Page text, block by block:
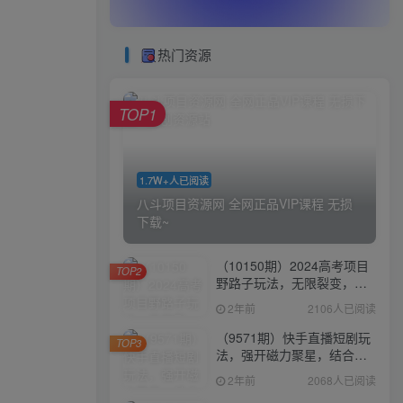
热门资源
1.7W+人已阅读
八斗项目资源网 全网正品VIP课程 无损
下载~
TOP1
（10150期）2024高考项目
野路子玩法，无限裂变，最
高一天1W＋！
2年前 2106人已阅读
TOP2
（9571期）快手直播短剧玩
法，强开磁力聚星，结合多
种变现方式日入600+
2年前 2068人已阅读
TOP3